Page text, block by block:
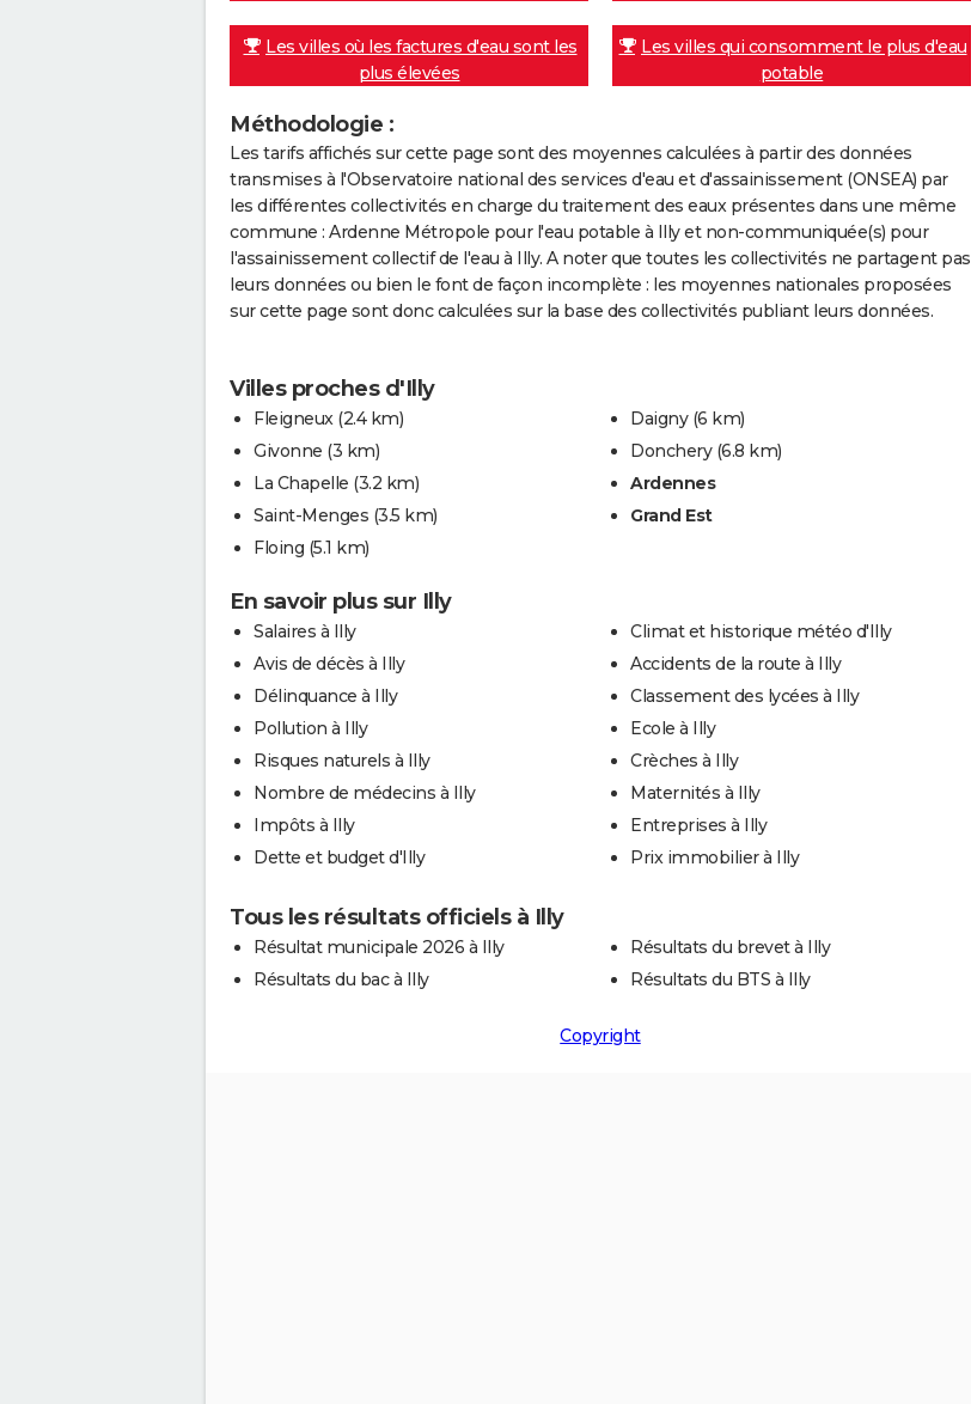
Les villes où les factures d'eau sont les
plus élevées
Les villes qui consomment le plus d'eau
potable
Méthodologie :
Les tarifs affichés sur cette page sont des moyennes calculées à partir des données
transmises à l'Observatoire national des services d'eau et d'assainissement (ONSEA) par
les différentes collectivités en charge du traitement des eaux présentes dans une même
commune : Ardenne Métropole pour l'eau potable à Illy et non-communiquée(s) pour
l'assainissement collectif de l'eau à Illy. A noter que toutes les collectivités ne partagent pas
leurs données ou bien le font de façon incomplète : les moyennes nationales proposées
sur cette page sont donc calculées sur la base des collectivités publiant leurs données.
Villes proches d'Illy
Fleigneux (2.4 km)
Givonne (3 km)
La Chapelle (3.2 km)
Saint-Menges (3.5 km)
Floing (5.1 km)
Daigny (6 km)
Donchery (6.8 km)
Ardennes
Grand Est
En savoir plus sur Illy
Salaires à Illy
Avis de décès à Illy
Délinquance à Illy
Pollution à Illy
Risques naturels à Illy
Nombre de médecins à Illy
Impôts à Illy
Dette et budget d'Illy
Climat et historique météo d'Illy
Accidents de la route à Illy
Classement des lycées à Illy
Ecole à Illy
Crèches à Illy
Maternités à Illy
Entreprises à Illy
Prix immobilier à Illy
Tous les résultats officiels à Illy
Résultat municipale 2026 à Illy
Résultats du bac à Illy
Résultats du brevet à Illy
Résultats du BTS à Illy
Copyright